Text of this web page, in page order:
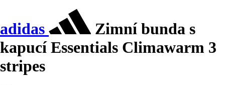
adidas
Zimní bunda s
kapucí Essentials Climawarm 3
stripes